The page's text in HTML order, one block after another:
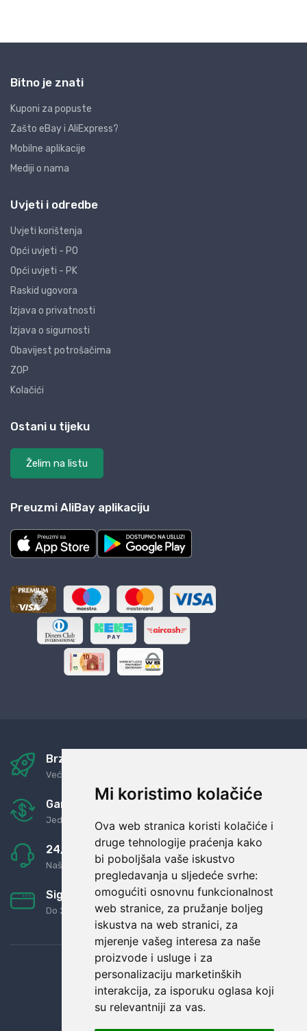
Mi koristimo kolačiće
Ova web stranica koristi kolačiće i
druge tehnologije praćenja kako
bi poboljšala vaše iskustvo
pregledavanja u sljedeće svrhe:
omogućiti osnovnu funkcionalnost
web stranice, za pružanje boljeg
iskustva na web stranici, za
mjerenje vašeg interesa za naše
proizvode i usluge i za
personalizaciju marketinških
interakcija, za isporuku oglasa koji
su relevantniji za vas.
Bitno je znati
Kuponi za popuste
Zašto eBay i AliExpress?
Mobilne aplikacije
Mediji o nama
Uvjeti i odredbe
Uvjeti korištenja
Opći uvjeti - PO
Opći uvjeti - PK
Raskid ugovora
Izjava o privatnosti
Izjava o sigurnosti
Obavijest potrošačima
ZOP
Kolačići
Ostani u tijeku
Želim na listu
Preuzmi AliBay aplikaciju
Brza i sigurna dostava
Već za nekoliko dana kod vas
Garancija u povrat novaca
Jednostavno pravilo: Roba za novac
24/7 odlična podrška
Naši agenti uvijek na raspolaganju
Sigurno obročno plaćanje
Do 24 rata bez kamata